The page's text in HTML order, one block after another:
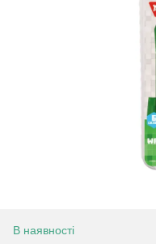
В наявності